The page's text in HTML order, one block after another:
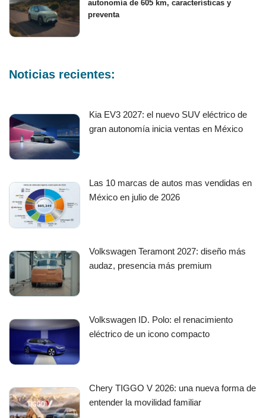
autonomía de 605 km, características y
preventa
Noticias recientes:
Kia EV3 2027: el nuevo SUV eléctrico de
gran autonomía inicia ventas en México
Las 10 marcas de autos mas vendidas en
México en julio de 2026
Volkswagen Teramont 2027: diseño más
audaz, presencia más premium
Volkswagen ID. Polo: el renacimiento
eléctrico de un icono compacto
Chery TIGGO V 2026: una nueva forma de
entender la movilidad familiar